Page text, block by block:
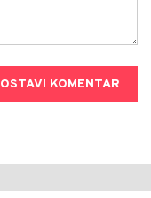
OSTAVI KOMENTAR